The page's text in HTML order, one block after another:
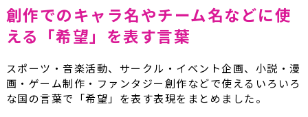
創作でのキャラ名やチーム名などに使
える「希望」を表す言葉
スポーツ・音楽活動、サークル・イベント企画、小説・漫
画・ゲーム制作・ファンタジー創作などで使えるいろいろ
な国の言葉で「希望」を表す表現をまとめました。